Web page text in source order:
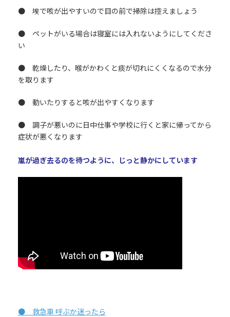
● 埃で咳が出やすいので目の前で掃除は控えましょう
● ペットがいる場合は寝室には入れないようにしてくださ
い
● 乾燥したり、喉がかわくと痰が切れにくくなるので水分
を取ります
● 動いたりすると咳が出やすくなります
● 調子が悪いのに日中仕事や学校に行くと家に帰ってから
症状が悪くなります
嵐が過ぎ去るのを待つように、じっと静かにしています
● 救急車 呼ぶか迷ったら